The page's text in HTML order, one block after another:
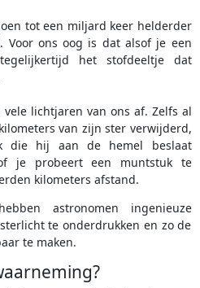
tot een miljard keer helderder
Voor ons oog is dat alsof je een
het stofdeeltje dat
vele lichtjaren van ons af. Zelfs al
van zijn ster verwijderd,
die hij aan de hemel beslaat
je probeert een muntstuk te
kilometers afstand.
astronomen ingenieuze
te onderdrukken en zo de
te maken.